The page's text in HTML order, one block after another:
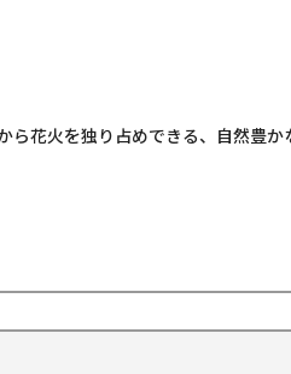
ら花火を独り占めできる、自然豊